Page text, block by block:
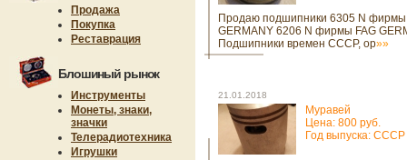
Продажа
Покупка
Реставрация
Блошиный рынок
Инструменты
Монеты, знаки,
значки
Телерадиотехника
Игрушки
Продаю подшипники 6305 N фирмы
GERMANY 6206 N фирмы FAG
Подшипники времен СССР, ор»»
21.01.2018
Муравей
Цена: 800 руб.
Год выпуска: СССР